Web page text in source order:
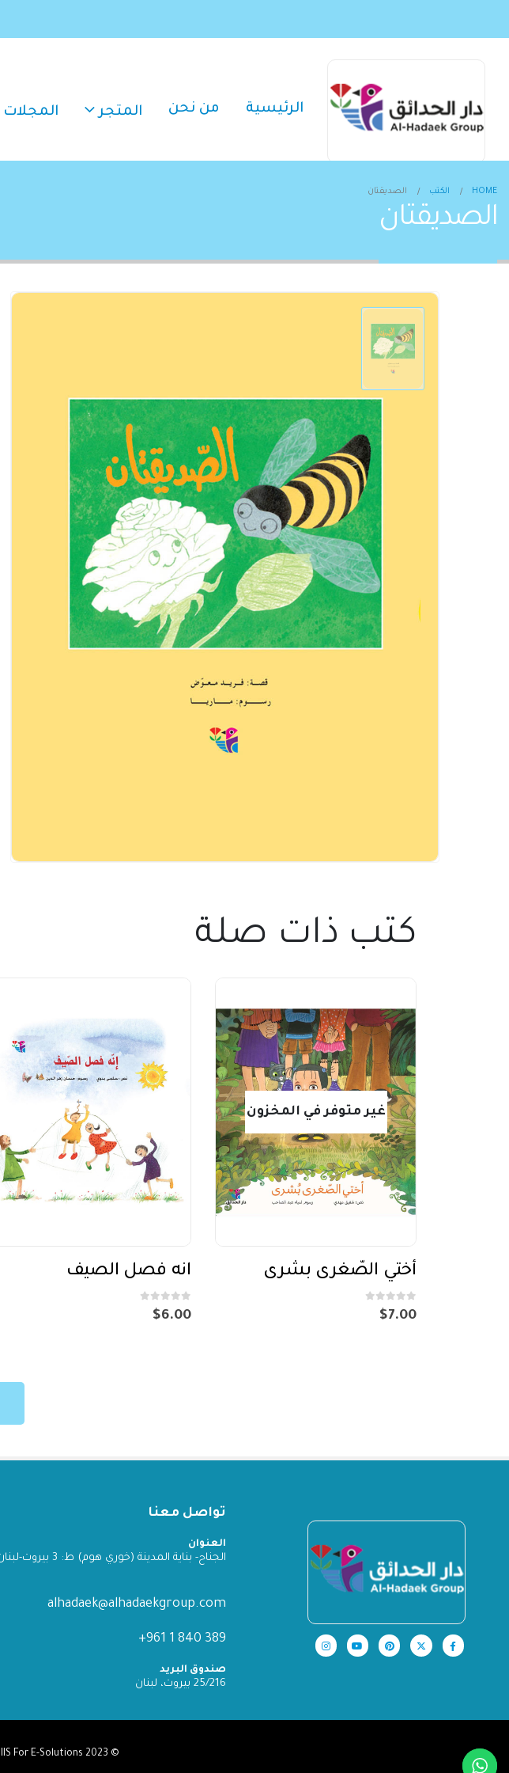
الرئيسية من نحن المتجر المجلات
HOME الكتب الصديقتان
الصديقتان
كتب ذات صلة
غير متوفر في المخزون
أختي الصّغرى بشرى
0
out of 5
$7.00
انه فصل الصيف
0
out of 5
$6.00
تواصل معنا
العنوان
الجناح- بناية المدينة (خوري هوم) ط: 3 بيروت-لبنان
alhadaek@alhadaekgroup.com
389 840 1 961+
صندوق البريد
25/216 بيروت، لبنان
© 2023
IIS For E-Solutions